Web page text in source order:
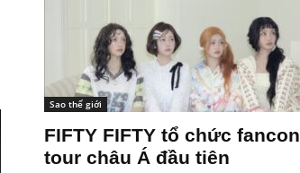
Sao thế giới
FIFTY FIFTY tổ chức fancon
tour châu Á đầu tiên